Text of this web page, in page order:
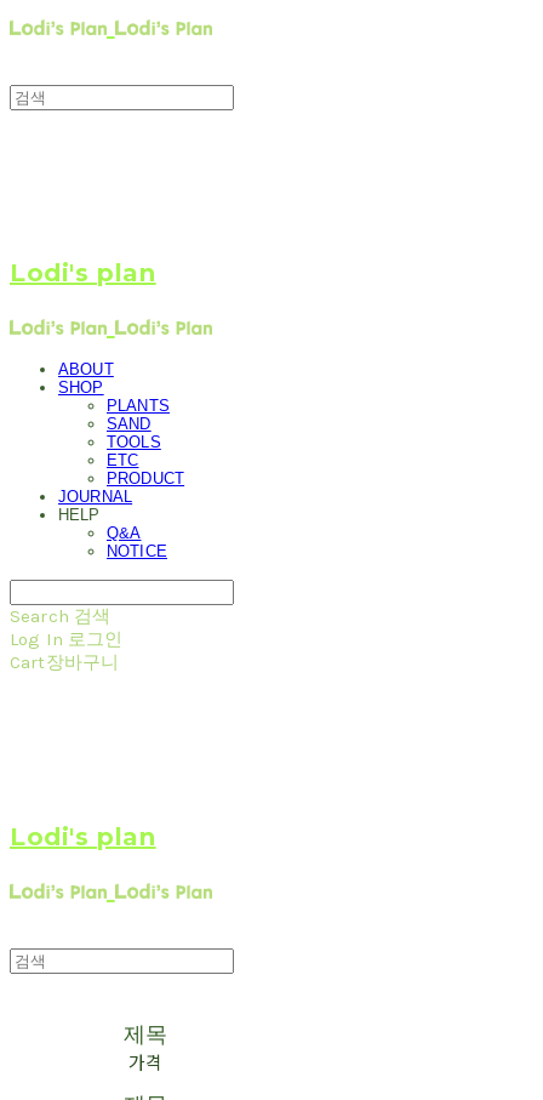
Lodi's plan
ABOUT
SHOP
PLANTS
SAND
TOOLS
ETC
PRODUCT
JOURNAL
HELP
Q&A
NOTICE
Search 검색
Log In 로그인
Cart장바구니
Lodi's plan
제목
가격